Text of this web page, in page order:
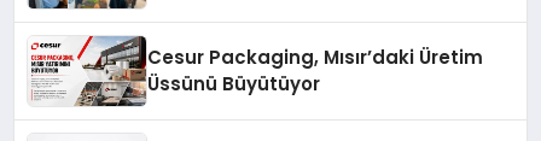
Cesur Packaging, Mısır’daki Üretim
Üssünü Büyütüyor